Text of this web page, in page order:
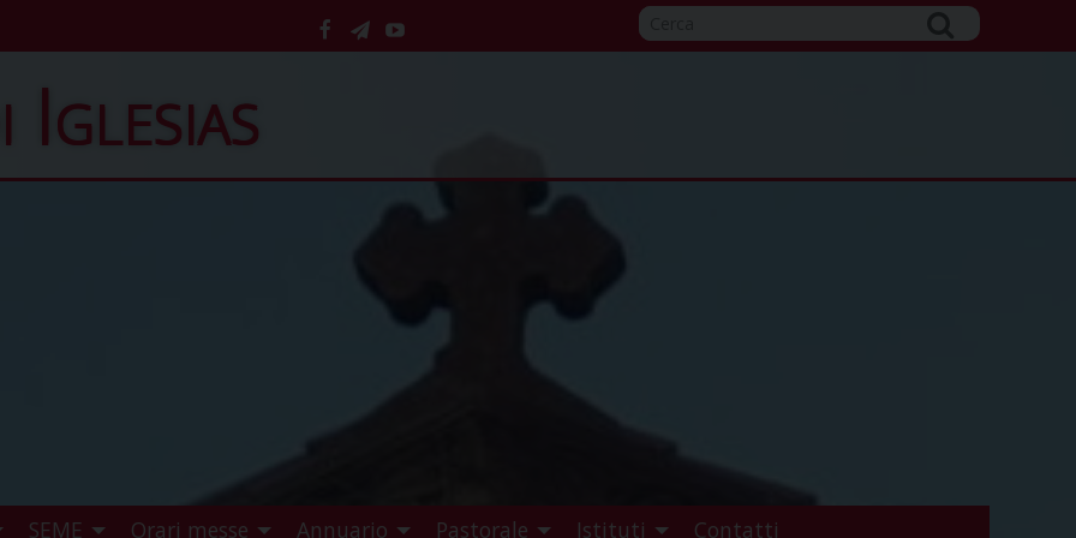
facebook
telegram
YouTube
Iglesias
SEME Orari messe Annuario Pastorale Istituti Contatti